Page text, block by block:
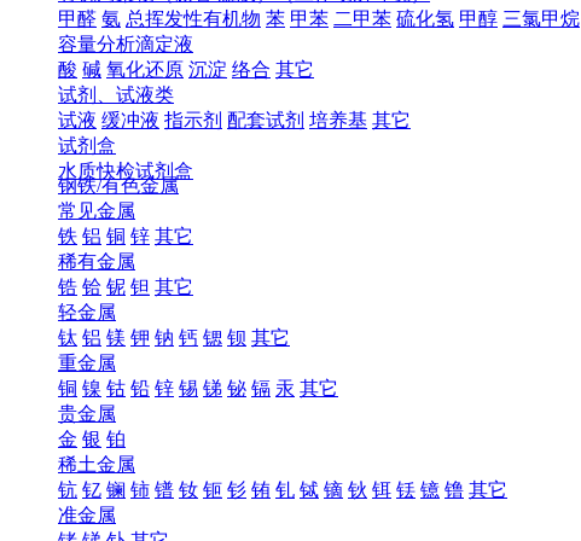
甲醛 氨 总挥发性有机物 苯 甲苯 二甲苯 硫化氢 甲醇 三氯甲烷
容量分析滴定液
酸 碱 氧化还原 沉淀 络合 其它
试剂、试液类
试液 缓冲液 指示剂 配套试剂 培养基 其它
试剂盒
水质快检试剂盒
钢铁/有色金属
常见金属
铁 铝 铜 锌 其它
稀有金属
锆 铪 铌 钽 其它
轻金属
钛 铝 镁 钾 钠 钙 锶 钡 其它
重金属
铜 镍 钴 铅 锌 锡 锑 铋 镉 汞 其它
贵金属
金 银 铂
稀土金属
钪 钇 镧 铈 镨 钕 钷 钐 铕 钆 铽 镝 钬 铒 铥 镱 镥 其它
准金属